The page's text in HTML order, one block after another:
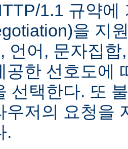
1.1 규약에
을 지
언어, 문자집
공한 선호도에
선택한다. 또
우저의 요청을
.